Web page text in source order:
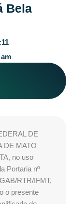
Bela
DE
DE MATO
no uso
Portaria nº
RTR/IFMT,
o presente